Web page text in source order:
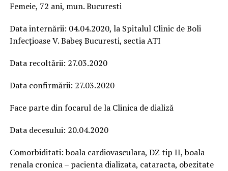
Femeie, 72 ani, mun. Bucuresti
Data internării: 04.04.2020, la Spitalul Clinic de Boli
Infecțioase V. Babeș Bucuresti, sectia ATI
Data recoltării: 27.03.2020
Data confirmării: 27.03.2020
Face parte din focarul de la Clinica de dializă
Data decesului: 20.04.2020
Comorbiditati: boala cardiovasculara, DZ tip II, boala
renala cronica – pacienta dializata, cataracta, obezitate